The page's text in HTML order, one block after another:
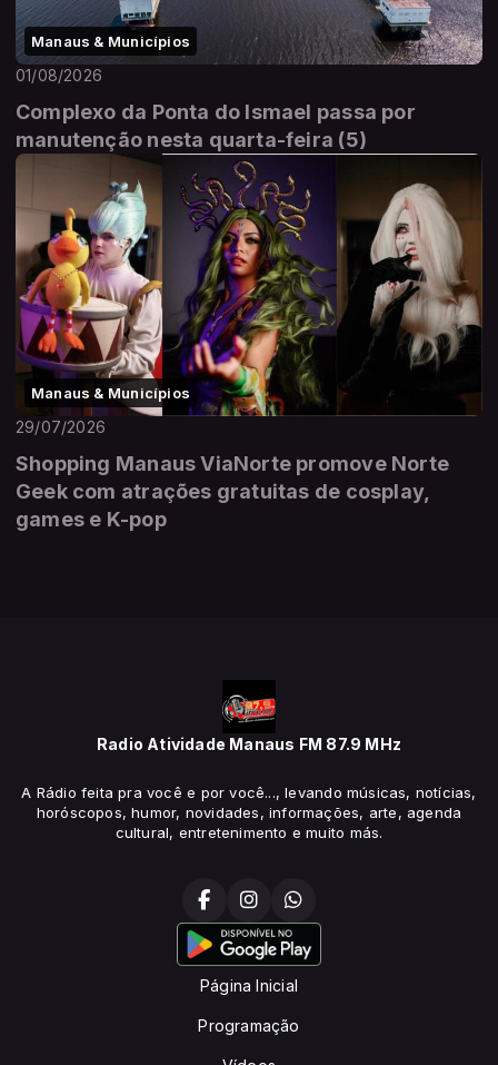
Manaus & Municípios
01/08/2026
Complexo da Ponta do Ismael passa por
manutenção nesta quarta-feira (5)
Manaus & Municípios
29/07/2026
Shopping Manaus ViaNorte promove Norte
Geek com atrações gratuitas de cosplay,
games e K-pop
Radio Atividade Manaus FM 87.9 MHz
A Rádio feita pra você e por você..., levando músicas, notícias,
horóscopos, humor, novidades, informações, arte, agenda
cultural, entretenimento e muito más.
Página Inicial
Programação